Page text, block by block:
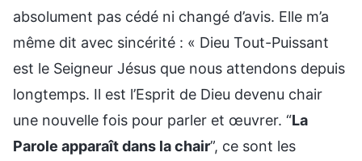
absolument pas cédé ni changé d’avis. Elle m’a
même dit avec sincérité : « Dieu Tout-Puissant
est le Seigneur Jésus que nous attendons depuis
longtemps. Il est l’Esprit de Dieu devenu chair
une nouvelle fois pour parler et œuvrer. “La
Parole apparaît dans la chair”, ce sont les